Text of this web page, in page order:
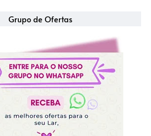
Grupo de Ofertas